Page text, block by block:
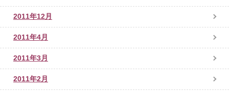
2011年12月
2011年4月
2011年3月
2011年2月